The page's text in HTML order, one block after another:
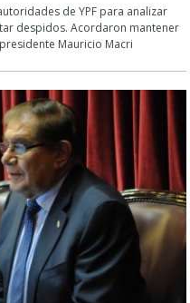
de YPF para analizar
despidos. Acordaron mantener
Mauricio Macri